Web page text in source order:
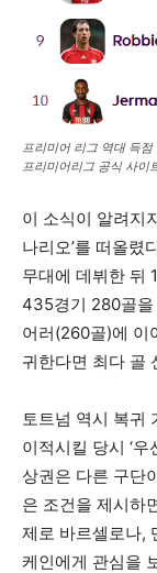
프리미어 리그 역대 득
프리미어리그 공식 사이
이 소식이 알려지
나리오’를 떠올렸
무대에 데뷔한 뒤
435경기 280골을
어러(260골)에 이
귀한다면 최다 골
토트넘 역시 복귀
이적시킬 당시 ‘
상권은 다른 구단
은 조건을 제시하
제로 바르셀로나,
케인에게 관심을